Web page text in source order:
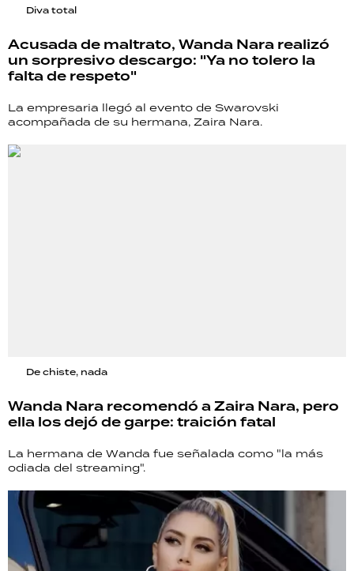
Diva total
Acusada de maltrato, Wanda Nara realizó
un sorpresivo descargo: "Ya no tolero la
falta de respeto"
La empresaria llegó al evento de Swarovski
acompañada de su hermana, Zaira Nara.
De chiste, nada
Wanda Nara recomendó a Zaira Nara, pero
ella los dejó de garpe: traición fatal
La hermana de Wanda fue señalada como "la más
odiada del streaming".